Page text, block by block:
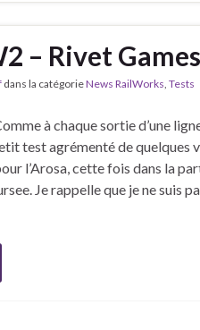
– Rivet
dans la catégorieNews RailWorks Tests
à chaque sortie d’une
test agrémenté de quelques
l’Arosa, cette fois dans la
Je rappelle que je ne suis